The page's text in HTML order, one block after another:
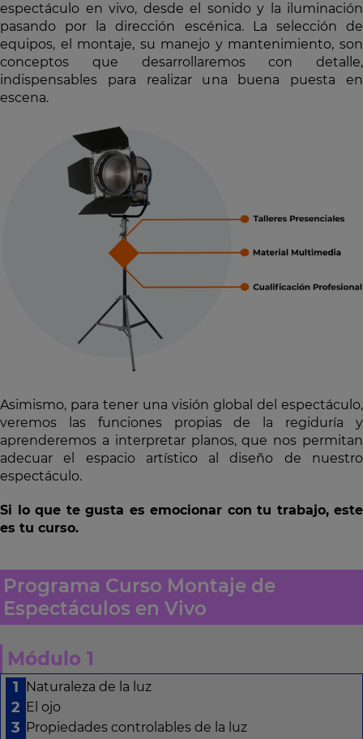
espectáculo en vivo, desde el sonido y la iluminación
pasando por la dirección escénica. La selección de
equipos, el montaje, su manejo y mantenimiento, son
conceptos que desarrollaremos con detalle,
indispensables para realizar una buena puesta en
escena.
Asimismo, para tener una visión global del espectáculo,
veremos las funciones propias de la regiduría y
aprenderemos a interpretar planos, que nos permitan
adecuar el espacio artístico al diseño de nuestro
espectáculo.
Si lo que te gusta es emocionar con tu trabajo, este
es tu curso.
Programa Curso Montaje de
Espectáculos en Vivo
Módulo 1
Naturaleza de la luz
El ojo
Propiedades controlables de la luz